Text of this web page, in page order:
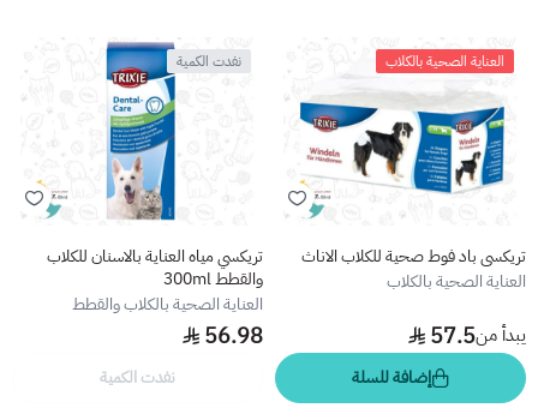
العناية الصحية بالكلاب
تريكسي باد فوط صحية للكلاب الاناث
العناية الصحية بالكلاب
يبدأ من57.5
إضافة للسلة
نفدت الكمية
تريكسي مياه العناية بالاسنان للكلاب
والقطط 300ml
العناية الصحية بالكلاب والقطط
56.98
نفدت الكمية